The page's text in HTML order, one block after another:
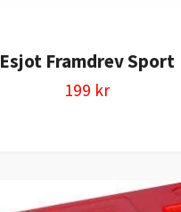
Esjot Framdrev Sport
199 kr